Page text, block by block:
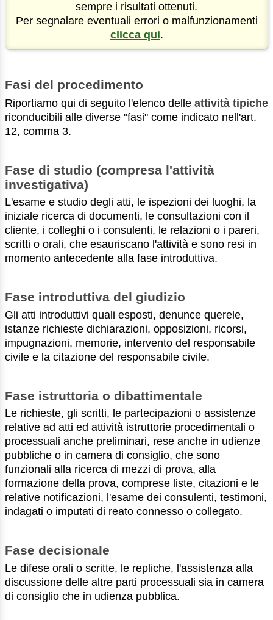
sempre i risultati ottenuti.
Per segnalare eventuali errori o malfunzionamenti
clicca qui.
Fasi del procedimento
Riportiamo qui di seguito l'elenco delle attività tipiche
riconducibili alle diverse "fasi" come indicato nell'art.
12, comma 3.
Fase di studio (compresa l'attività
investigativa)
L'esame e studio degli atti, le ispezioni dei luoghi, la
iniziale ricerca di documenti, le consultazioni con il
cliente, i colleghi o i consulenti, le relazioni o i pareri,
scritti o orali, che esauriscano l'attività e sono resi in
momento antecedente alla fase introduttiva.
Fase introduttiva del giudizio
Gli atti introduttivi quali esposti, denunce querele,
istanze richieste dichiarazioni, opposizioni, ricorsi,
impugnazioni, memorie, intervento del responsabile
civile e la citazione del responsabile civile.
Fase istruttoria o dibattimentale
Le richieste, gli scritti, le partecipazioni o assistenze
relative ad atti ed attività istruttorie procedimentali o
processuali anche preliminari, rese anche in udienze
pubbliche o in camera di consiglio, che sono
funzionali alla ricerca di mezzi di prova, alla
formazione della prova, comprese liste, citazioni e le
relative notificazioni, l'esame dei consulenti, testimoni,
indagati o imputati di reato connesso o collegato.
Fase decisionale
Le difese orali o scritte, le repliche, l'assistenza alla
discussione delle altre parti processuali sia in camera
di consiglio che in udienza pubblica.